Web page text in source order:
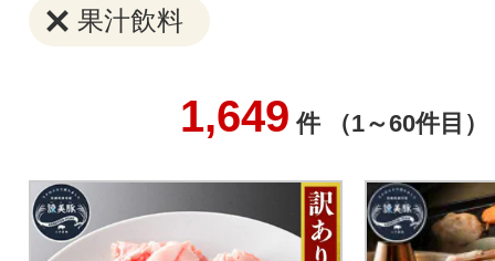
果汁飲料
1,649 件 （1～60件目）